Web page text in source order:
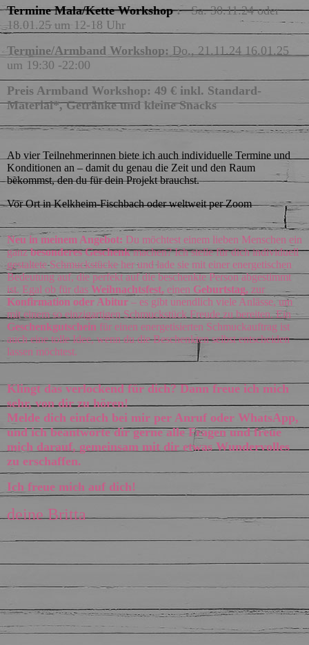
Termine Mala/Kette Workshop:Sa. 30.11.24 oder
18.01.25 um 12-18 Uhr
Termine/Armband Workshop: Do., 21.11.24 16.01.25
um 19:30 -22:00
Preis Armband Workshop: 49 € inkl. Standard-
Material*, Getränke und kleine Snacks
Ab vier Teilnehmerinnen biete ich auch individuelle Termine und
Konditionen an – damit du genau die Zeit und den Raum
bekommst, den du für dein Projekt brauchst.
Vor Ort in Kelkheim-Fischbach oder weltweit per Zoom
Neu in meinem Angebot: Du möchtest einem lieben Menschen ein
ganzbesonderes Geschenkmachen? Ich stelle für dich individuell
gestaltete Schmuckstücke her und lade sie mit einer energetischen
Bedeutung auf, die perfekt auf die beschenkte Person abgestimmt
ist. Egal ob für das Weihnachtsfest, einen Geburtstag, zur
Konfirmation oder Abitur – es gibt unendlich viele Anlässe, um
mit einem so einzigartigen Schmuckstück Freude zu bereiten. Ein
Geschenkgutschein für einen energetisierten Schmuckauftrag ist
auch eine tolle Idee, wenn du die Beschenkten selbst entscheiden
lassen möchtest.
Klingt das verlockend für dich? Dann freue ich mich
sehr, von dir zu hören!
Melde dich einfach bei mir per Anruf oder WhatsApp,
und ich beantworte dir gerne alle Fragen und freue
mich darauf, gemeinsam mit dir etwas Wundervolles
zu erschaffen.
Ich freue mich auf dich!
deine Britta